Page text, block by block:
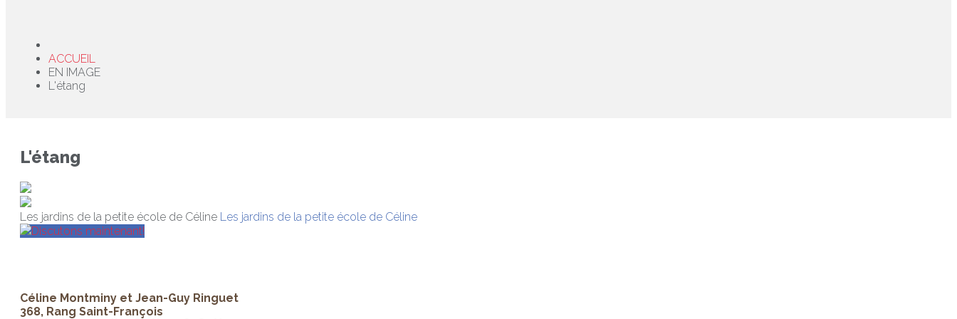
ACCUEIL
EN IMAGE
L'étang
L'étang
Les jardins de la petite école de Céline Les jardins de la petite école de Céline
Discutons maintenant!
Céline Montminy et Jean-Guy Ringuet
368, Rang Saint-François